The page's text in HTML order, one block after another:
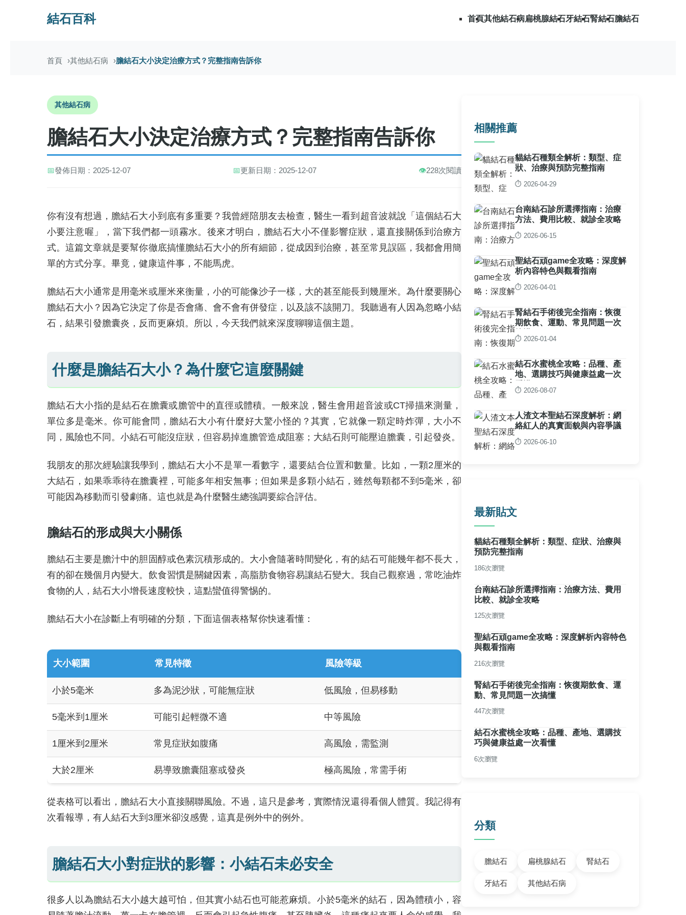
結石百科 首頁其他結石病扁桃腺結石牙結石腎結石膽結石
首頁 其他結石病 膽結石大小決定治療方式？完整指南告訴你
其他結石病
膽結石大小決定治療方式？完整指南告訴你
📅發佈日期：2025-12-07 📅更新日期：2025-12-07 👁️228次閱讀
你有沒有想過，膽結石大小到底有多重要？我曾經陪朋友去檢查，醫生一看到超音波就說「這個結石大
小要注意喔」，當下我們都一頭霧水。後來才明白，膽結石大小不僅影響症狀，還直接關係到治療方
式。這篇文章就是要幫你徹底搞懂膽結石大小的所有細節，從成因到治療，甚至常見誤區，我都會用簡
單的方式分享。畢竟，健康這件事，不能馬虎。
膽結石大小通常是用毫米或厘米來衡量，小的可能像沙子一樣，大的甚至能長到幾厘米。為什麼要關心
膽結石大小？因為它決定了你是否會痛、會不會有併發症，以及該不該開刀。我聽過有人因為忽略小結
石，結果引發膽囊炎，反而更麻煩。所以，今天我們就來深度聊聊這個主題。
什麼是膽結石大小？為什麼它這麼關鍵
膽結石大小指的是結石在膽囊或膽管中的直徑或體積。一般來說，醫生會用超音波或CT掃描來測量，
單位多是毫米。你可能會問，膽結石大小有什麼好大驚小怪的？其實，它就像一顆定時炸彈，大小不
同，風險也不同。小結石可能沒症狀，但容易掉進膽管造成阻塞；大結石則可能壓迫膽囊，引起發炎。
我朋友的那次經驗讓我學到，膽結石大小不是單一看數字，還要結合位置和數量。比如，一顆2厘米的
大結石，如果乖乖待在膽囊裡，可能多年相安無事；但如果是多顆小結石，雖然每顆都不到5毫米，卻
可能因為移動而引發劇痛。這也就是為什麼醫生總強調要綜合評估。
膽結石的形成與大小關係
膽結石主要是膽汁中的胆固醇或色素沉積形成的。大小會隨著時間變化，有的結石可能幾年都不長大，
有的卻在幾個月內變大。飲食習慣是關鍵因素，高脂肪食物容易讓結石變大。我自己觀察過，常吃油炸
食物的人，結石大小增長速度較快，這點蠻值得警惕的。
膽結石大小在診斷上有明確的分類，下面這個表格幫你快速看懂：
大小範圍 常見特徵 風險等級
小於5毫米 多為泥沙狀，可能無症狀 低風險，但易移動
5毫米到1厘米 可能引起輕微不適 中等風險
1厘米到2厘米 常見症狀如腹痛 高風險，需監測
大於2厘米 易導致膽囊阻塞或發炎 極高風險，常需手術
從表格可以看出，膽結石大小直接關聯風險。不過，這只是參考，實際情況還得看個人體質。我記得有
次看報導，有人結石大到3厘米卻沒感覺，這真是例外中的例外。
膽結石大小對症狀的影響：小結石未必安全
很多人以為膽結石大小越大越可怕，但其實小結石也可能惹麻煩。小於5毫米的結石，因為體積小，容
相關推薦
貓結石種類全解析：類型、症
狀、治療與預防完整指南
⏱️ 2026-04-29
台南結石診所選擇指南：治療
方法、費用比較、就診全攻略
⏱️ 2026-06-15
聖結石頑game全攻略：深度解
析內容特色與觀看指南
⏱️ 2026-04-01
腎結石手術後完全指南：恢復
期飲食、運動、常見問題一次
搞懂
⏱️ 2026-01-04
結石水蜜桃全攻略：品種、產
地、選購技巧與健康益處一次
看懂
⏱️ 2026-08-07
人渣文本聖結石深度解析：網
絡紅人的真實面貌與內容爭議
⏱️ 2026-06-10
最新貼文
貓結石種類全解析：類型、症狀、治療與
預防完整指南
186次瀏覽
台南結石診所選擇指南：治療方法、費用
比較、就診全攻略
125次瀏覽
聖結石頑game全攻略：深度解析內容特色
與觀看指南
216次瀏覽
腎結石手術後完全指南：恢復期飲食、運
動、常見問題一次搞懂
447次瀏覽
結石水蜜桃全攻略：品種、產地、選購技
巧與健康益處一次看懂
6次瀏覽
分類
膽結石 扁桃腺結石 腎結石
牙結石 其他結石病